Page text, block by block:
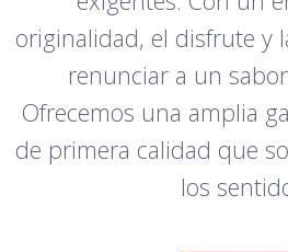
originalidad, el disfrute y
renunciar a un
Ofrecemos una amplia
de primera calidad que
los